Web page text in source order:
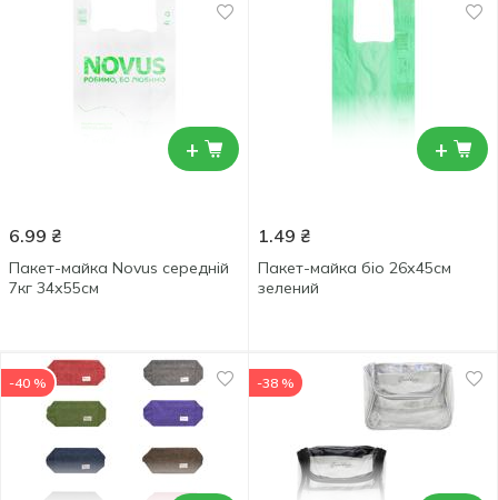
+
6.99 ₴
Пакет-майка Novus середній
7кг 34х55см
+
1.49 ₴
Пакет-майка біо 26х45см
зелений
-40 % -38 %